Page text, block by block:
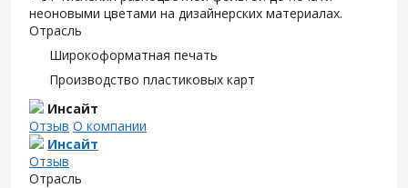
неоновыми цветами на дизайнерских материалах.
Отрасль
Широкоформатная печать
Производство пластиковых карт
Инсайт
Отзыв О компании
Инсайт
Отзыв
Отрасль